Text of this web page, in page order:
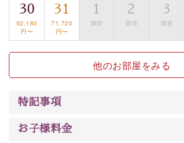
は【3日前まで】にお電話ください。
※交通規制などにより運行できない日が
※年末年始及び御柱祭前後は運行して
以上がプラン内容です。
上諏訪温泉“しんゆ”なら諏訪大社など
で心癒されます。 清らかな源泉、自然
いただける、美しく癒される宿で贅沢
30
92,180
円〜
31
71,720
円〜
1
満室
2
満室
3
満室
他のお部屋をみる
特記事項
お子様料金